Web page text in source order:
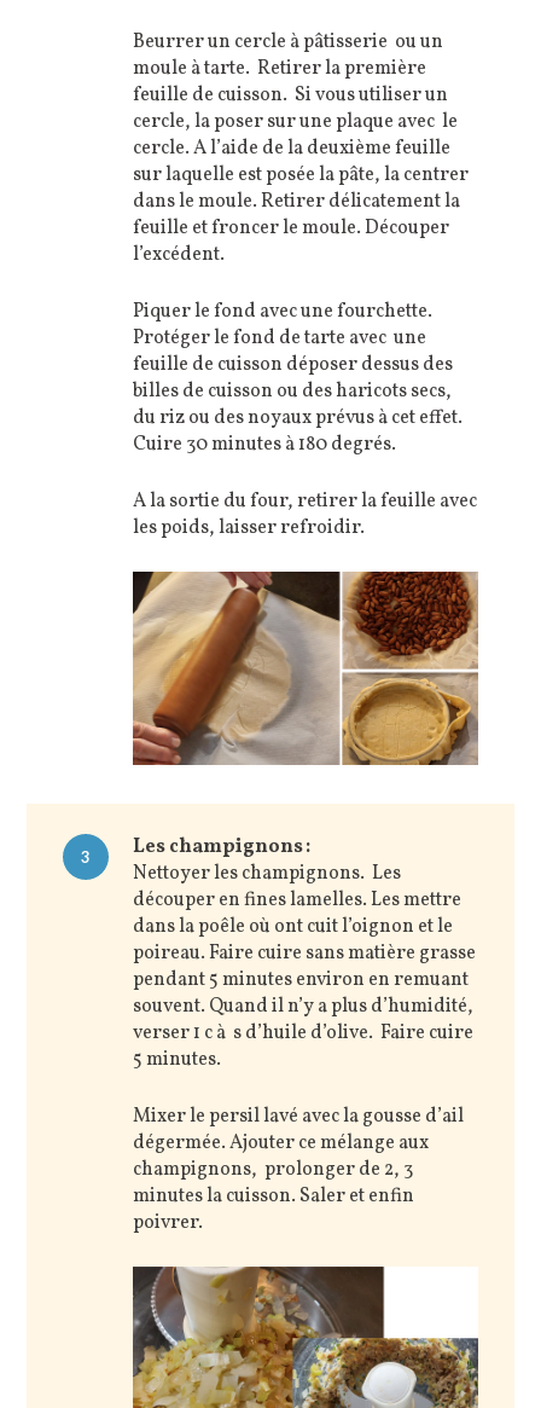
Beurrer un cercle à pâtisserie ou un
moule à tarte. Retirer la première
feuille de cuisson. Si vous utiliser un
cercle, la poser sur une plaque avec le
cercle. A l’aide de la deuxième feuille
sur laquelle est posée la pâte, la centrer
dans le moule. Retirer délicatement la
feuille et froncer le moule. Découper
l’excédent.
Piquer le fond avec une fourchette.
Protéger le fond de tarte avec une
feuille de cuisson déposer dessus des
billes de cuisson ou des haricots secs,
du riz ou des noyaux prévus à cet effet.
Cuire 30 minutesà 180degrés.
A la sortie du four, retirer la feuille avec
les poids, laisser refroidir.
3
Les champignons :
Nettoyer les champignons. Les
découper en fines lamelles. Les mettre
dans la poêle où ont cuit l’oignon et le
poireau. Faire cuire sans matière grasse
pendant 5 minutes environ en remuant
souvent. Quand il n’y a plus d’humidité,
verser 1 c à s d’huile d’olive. Faire cuire
5 minutes.
Mixer le persil lavé avec la gousse d’ail
dégermée. Ajouter ce mélange aux
champignons, prolonger de 2, 3
minutes la cuisson. Saler et enfin
poivrer.